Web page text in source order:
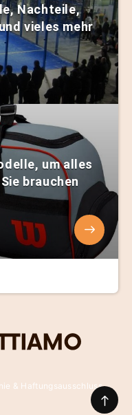
Nachteile,
vieles mehr
um alles
brauchen
& Haftungsausschluss